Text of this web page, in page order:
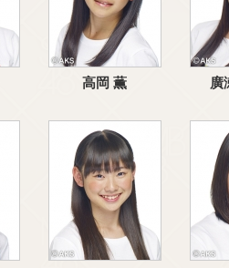
高岡 薫 廣